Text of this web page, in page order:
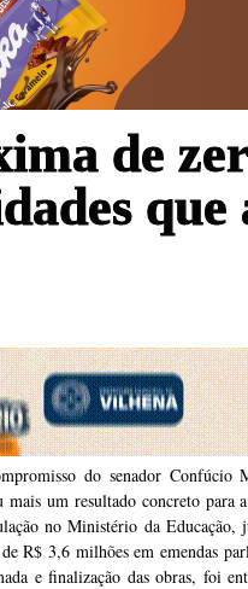
de
do senador Confúcio
mais um resultado concreto para
no Ministério da Educação,
R$ 3,6 milhões em emendas
e finalização das obras, foi